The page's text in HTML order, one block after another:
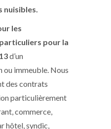
nuisibles.
les
pour la
d’un
ou immeuble. Nous
des contrats
particulièrement
commerce,
hôtel, syndic,